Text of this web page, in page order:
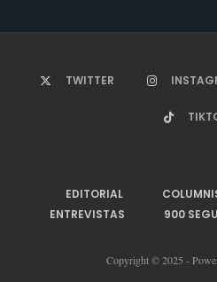
TWITTER
EDITORIAL
ENTREVISTAS
900
Copyright © 2025 -